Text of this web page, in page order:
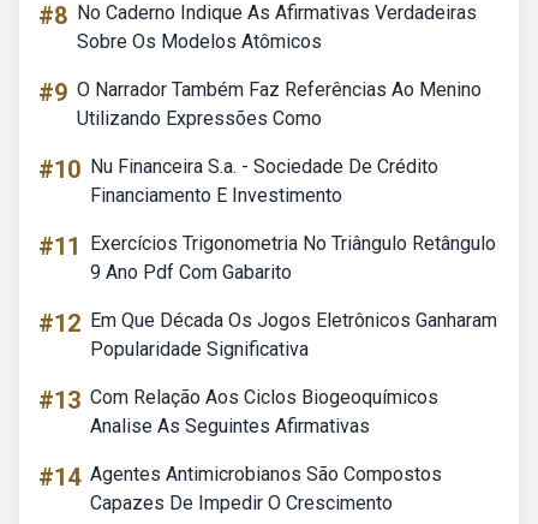
#8 No Caderno Indique As Afirmativas Verdadeiras
Sobre Os Modelos Atômicos
#9 O Narrador Também Faz Referências Ao Menino
Utilizando Expressões Como
#10 Nu Financeira S.a. - Sociedade De Crédito
Financiamento E Investimento
#11
Exercícios Trigonometria No Triângulo Retângulo
9 Ano Pdf Com Gabarito
#12 Em Que Década Os Jogos Eletrônicos Ganharam
Popularidade Significativa
#13 Com Relação Aos Ciclos Biogeoquímicos
Analise As Seguintes Afirmativas
#14 Agentes Antimicrobianos São Compostos
Capazes De Impedir O Crescimento